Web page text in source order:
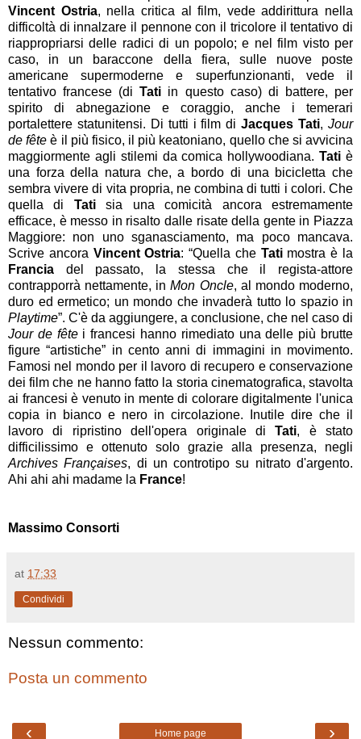
Vincent Ostria, nella critica al film, vede addirittura nella
difficoltà di innalzare il pennone con il tricolore il tentativo di
riappropriarsi delle radici di un popolo; e nel film visto per
caso, in un baraccone della fiera, sulle nuove poste
americane supermoderne e superfunzionanti, vede il
tentativo francese (diTati in questo caso) di battere, per
spirito di abnegazione e coraggio, anche i temerari
portalettere statunitensi. Di tutti i film diJacques Tati,Jour
de fête è il più fisico, il più keatoniano, quello che si avvicina
maggiormente agli stilemi da comica hollywoodiana.Tati è
una forza della natura che, a bordo di una bicicletta che
sembra vivere di vita propria, ne combina di tutti i colori. Che
quella di Tatisia una comicità ancora estremamente
efficace, è messo in risalto dalle risate della gente in Piazza
Maggiore: non uno sganasciamento, ma poco mancava.
Scrive ancora Vincent Ostria: “Quella che Tatimostra è la
Francia del passato, la stessa che il regista-attore
contrapporrà nettamente, inMon Oncle, al mondo moderno,
duro ed ermetico; un mondo che invaderà tutto lo spazio in
Playtime”. C'è da aggiungere, a conclusione, che nel caso di
Jour de fêtei francesi hanno rimediato una delle più brutte
figure “artistiche” in cento anni di immagini in movimento.
Famosi nel mondo per il lavoro di recupero e conservazione
dei film che ne hanno fatto la storia cinematografica, stavolta
ai francesi è venuto in mente di colorare digitalmente l'unica
copia in bianco e nero in circolazione. Inutile dire che il
lavoro di ripristino dell'opera originale diTati, è stato
difficilissimo e ottenuto solo grazie alla presenza, negli
Archives Françaises, di un controtipo su nitrato d'argento.
Ahi ahi ahi madame la France!
Massimo Consorti
at 17:33
Condividi
Nessun commento:
Posta un commento
‹ ›
Home page